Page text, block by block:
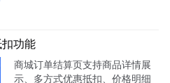
功能
商城订单结算页支持商品详情展
示、多方式优惠抵扣、价格明细